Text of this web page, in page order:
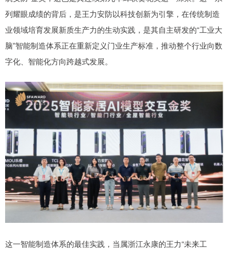
列耀眼成绩的背后，是王力安防以科技创新为引擎，在传统制造
业领域培育发展新质生产力的生动实践，是其自主研发的“工业大
脑”智能制造体系正在重新定义门业生产标准，推动整个行业向数
字化、智能化方向跨越式发展。
这一智能制造体系的最佳实践，当属浙江永康的王力“未来工